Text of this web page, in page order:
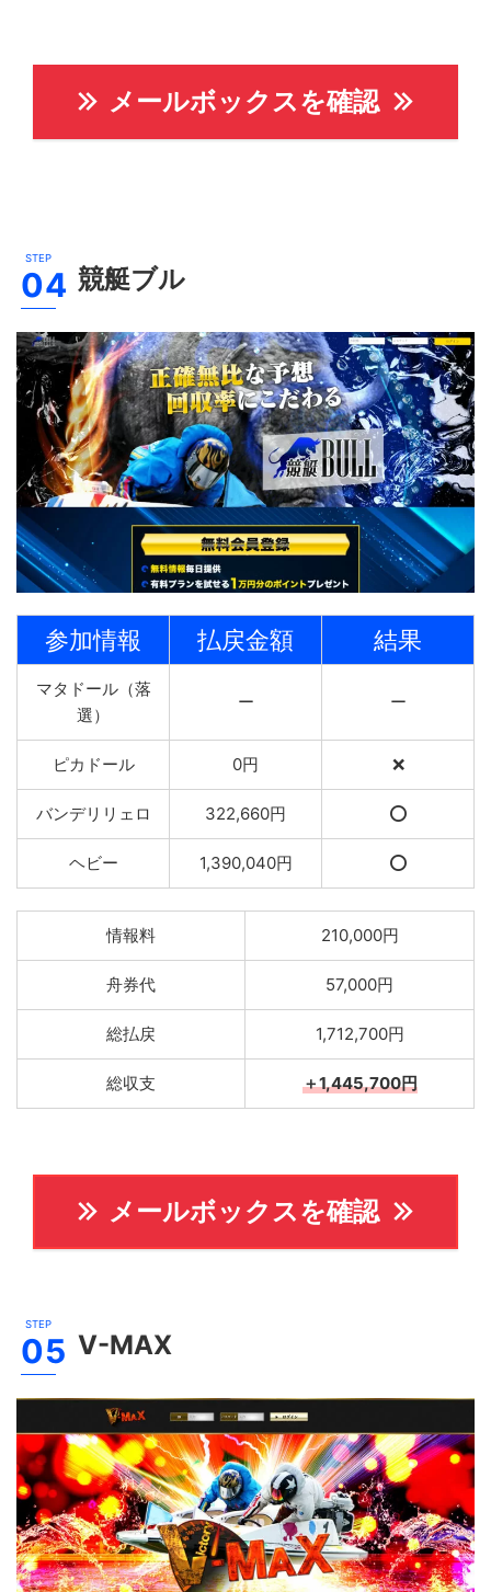
メールボックスを確認
競艇ブル
参加情報 払戻金額 結果
マタドール（落
選）
ー ー
ピカドール 0円 ❌
バンデリリェロ 322,660円 ⭕️
ヘビー 1,390,040円 ⭕️
情報料 210,000円
舟券代 57,000円
総払戻 1,712,700円
総収支 ＋1,445,700円
メールボックスを確認
V-MAX